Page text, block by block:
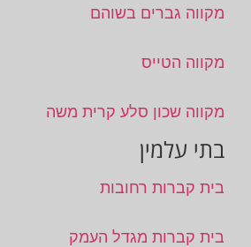
מקווה גברים בשוהם
מקווה הטייס
מקווה שכון סלע קרית משה
בתי עלמין
בית קברות רחובות
בית קברות מגדל העמק